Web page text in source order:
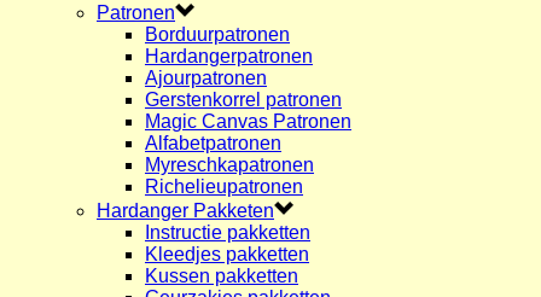
Patronen
Borduurpatronen
Hardangerpatronen
Ajourpatronen
Gerstenkorrel patronen
Magic Canvas Patronen
Alfabetpatronen
Myreschkapatronen
Richelieupatronen
Hardanger Pakketen
Instructie pakketten
Kleedjes pakketten
Kussen pakketten